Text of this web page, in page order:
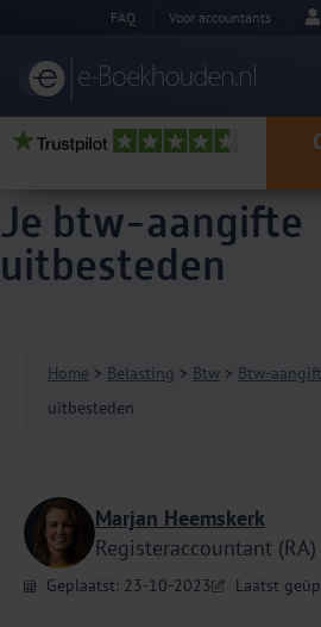
FAQ Voor accountants
Je btw-aangifte
uitbesteden
Home > Belasting > Btw > Btw-
uitbesteden
Marjan Heemskerk
Registeraccountant (RA)
Geplaatst: 23-10-2023 Laatst